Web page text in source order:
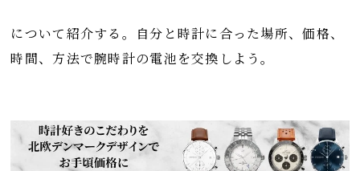
について紹介する。自分と時計に合った場所、価格、
時間、方法で腕時計の電池を交換しよう。